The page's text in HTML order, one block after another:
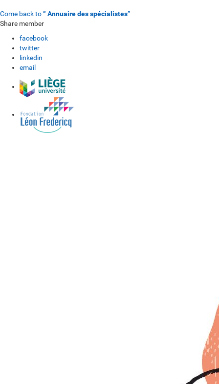
Come back to“ Annuaire des spécialistes”
Share member
facebook
twitter
linkedin
email